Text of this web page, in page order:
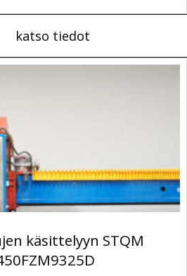
katso tiedot
käsittelyyn STQM